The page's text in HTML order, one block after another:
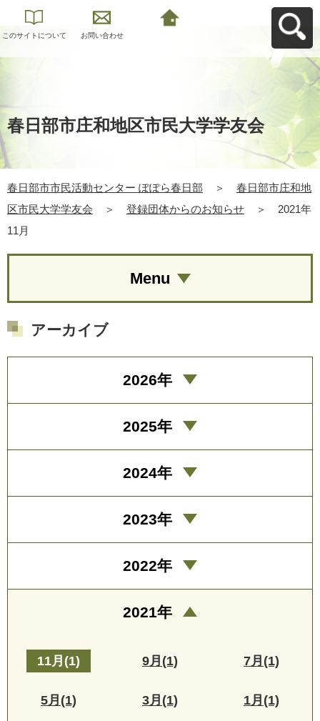
このサイトについて お問い合わせ
春日部市庄和地区市民大学学友会
春日部市市民活動センター ぽぽら春日部 ＞
春日部市庄和地
区市民大学学友会
＞ 登録団体からのお知らせ ＞
2021年
11月
Menu
アーカイブ
2026年
2025年
2024年
2023年
2022年
2021年
11月(1) 9月(1) 7月(1)
5月(1) 3月(1) 1月(1)